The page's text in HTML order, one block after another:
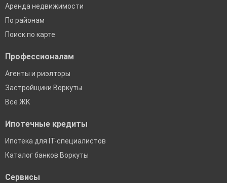
Аренда недвижимости
По районам
Поиск по карте
Профессионалам
Агенты и риэлторы
Застройщики Воркуты
Все ЖК
Ипотечные кредиты
Ипотека для IT-специалистов
Каталог банков Воркуты
Сервисы